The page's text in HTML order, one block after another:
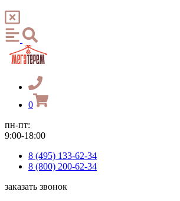
0
пн-пт:
9:00-18:00
8 (495) 133-62-34
8 (800) 200-62-34
заказать звонок